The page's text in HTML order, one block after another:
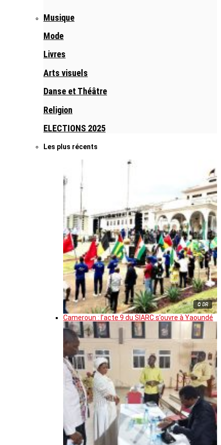
Musique
Mode
Livres
Arts visuels
Danse et Théâtre
Religion
ELECTIONS 2025
Les plus récents
© DR
Cameroun : l’acte 9 du SIARC s’ouvre à Yaoundé